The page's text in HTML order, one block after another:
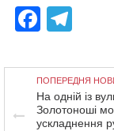
ПОПЕРЕДНЯ
На одній із
Золотоноші
ускладнення